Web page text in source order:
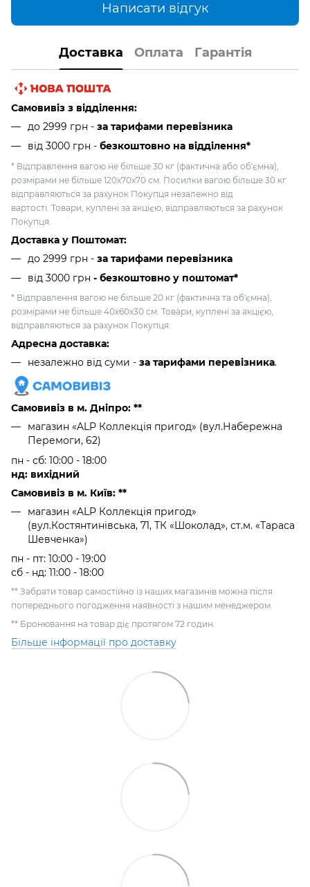
Написати відгук
Доставка Оплата Гарантія
Самовивіз з відділення:
до 2999 грн - за тарифами перевізника
від 3000 грн - безкоштовно на відділення*
* Відправлення вагою не більше 30 кг (фактична або об'ємна),
розмірами не більше 120х70х70 см. Посилки вагою більше 30 кг
відправляються за рахунок Покупця незалежно від
вартості. Товари, куплені за акцією, відправляються за рахунок
Покупця.
Доставка у Поштомат:
до 2999 грн - за тарифами перевізника
від 3000 грн - безкоштовно у поштомат*
* Відправлення вагою не більше 20 кг (фактична та об'ємна),
розмірами не більше 40х60х30 см. Товари, куплені за акцією,
відправляються за рахунок Покупця.
Адресна доставка:
незалежно від суми - за тарифами перевізника.
Самовивіз в м. Дніпро: **
магазин «ALP Коллекція пригод» (вул.Набережна
Перемоги, 62)
пн - сб: 10:00 - 18:00
нд: вихідний
Самовивіз в м. Київ: **
магазин «ALP Коллекція пригод»
(вул.Костянтинівська, 71, ТК «Шоколад», ст.м. «Тараса
Шевченка»)
пн - пт: 10:00 - 19:00
сб - нд: 11:00 - 18:00
** Забрати товар самостійно із наших магазинів можна після
попереднього погодження наявності з нашим менеджером.
** Бронювання на товар діє протягом 72 годин.
Більше інформації про доставку